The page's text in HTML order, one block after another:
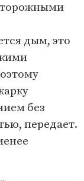
дым, это
без
передает.